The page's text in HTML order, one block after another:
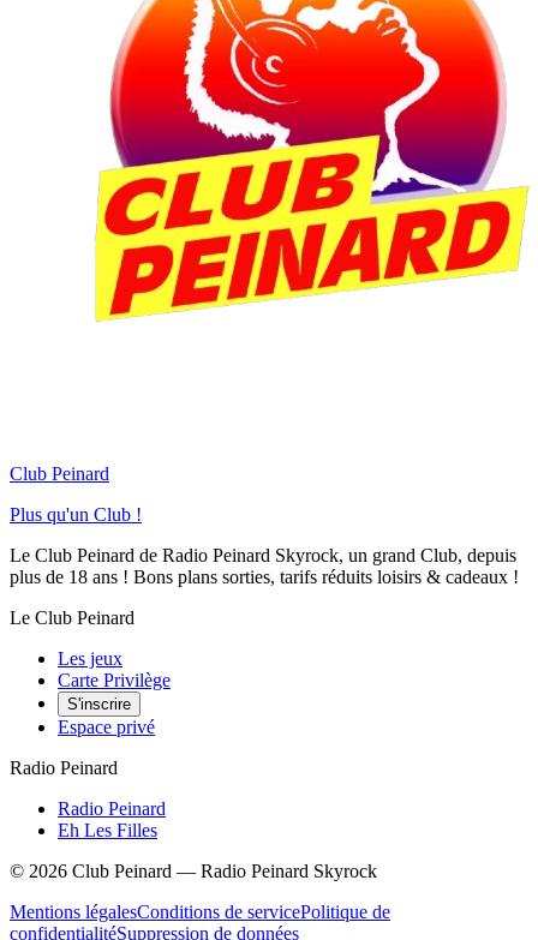
Club Peinard
Plus qu'un Club !
Le Club Peinard de Radio Peinard Skyrock, un grand Club, depuis
plus de 18 ans ! Bons plans sorties, tarifs réduits loisirs & cadeaux !
Le Club Peinard
Les jeux
Carte Privilège
S'inscrire
Espace privé
Radio Peinard
Radio Peinard
Eh Les Filles
© 2026 Club Peinard — Radio Peinard Skyrock
Mentions légalesConditions de servicePolitique de
confidentialitéSuppression de données